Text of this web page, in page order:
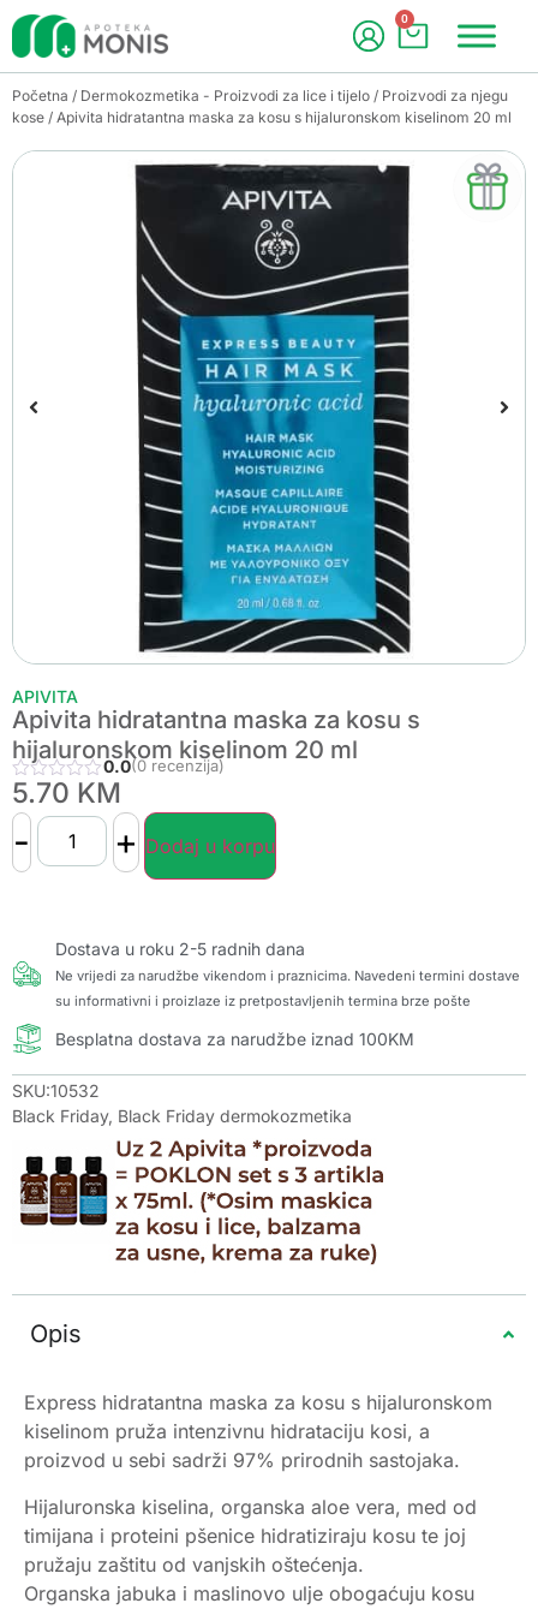
0
Početna / Dermokozmetika - Proizvodi za lice i tijelo / Proizvodi za njegu
kose / Apivita hidratantna maska za kosu s hijaluronskom kiselinom 20 ml
APIVITA
Apivita hidratantna maska za kosu s
hijaluronskom kiselinom 20 ml
0.0(0 recenzija)
5.70 KM
- + Dodaj u korpu
Dostava u roku 2-5 radnih dana
Ne vrijedi za narudžbe vikendom i praznicima. Navedeni termini dostave
su informativni i proizlaze iz pretpostavljenih termina brze pošte
Besplatna dostava za narudžbe iznad 100KM
SKU:10532
Black Friday, Black Friday dermokozmetika
Opis
Express hidratantna maska za kosu s hijaluronskom
kiselinom pruža intenzivnu hidrataciju kosi, a
proizvod u sebi sadrži 97% prirodnih sastojaka.
Hijaluronska kiselina, organska aloe vera, med od
timijana i proteini pšenice hidratiziraju kosu te joj
pružaju zaštitu od vanjskih oštećenja.
Organska jabuka i maslinovo ulje obogaćuju kosu